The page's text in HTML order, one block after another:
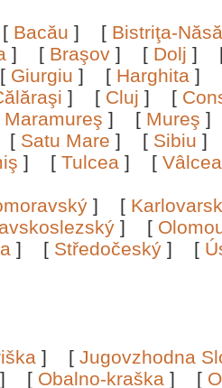
[ Bacău ] [ Bistriţa-
] [ Braşov ] [ Dolj ]
[ Giurgiu ] [ Harghita ]
] [ Cluj ] [
Maramureş ] [ Mureş
[ Satu Mare ] [ Sibiu
] [ Tulcea ] [
] [
] [
] [ Středočeský ] [
] [ Jugovzhodna
] [ Obalno-kraška ] [